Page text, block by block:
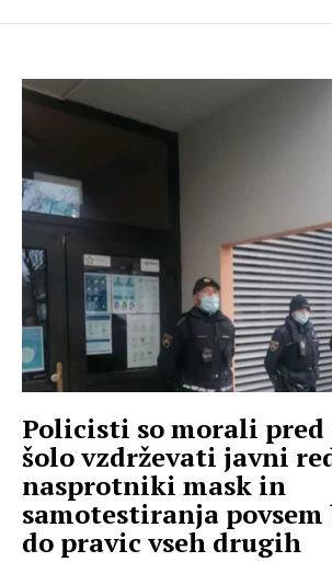
Policisti so morali pred
šolo vzdrževati javni
nasprotniki mask in
samotestiranja
do pravic vseh drugih